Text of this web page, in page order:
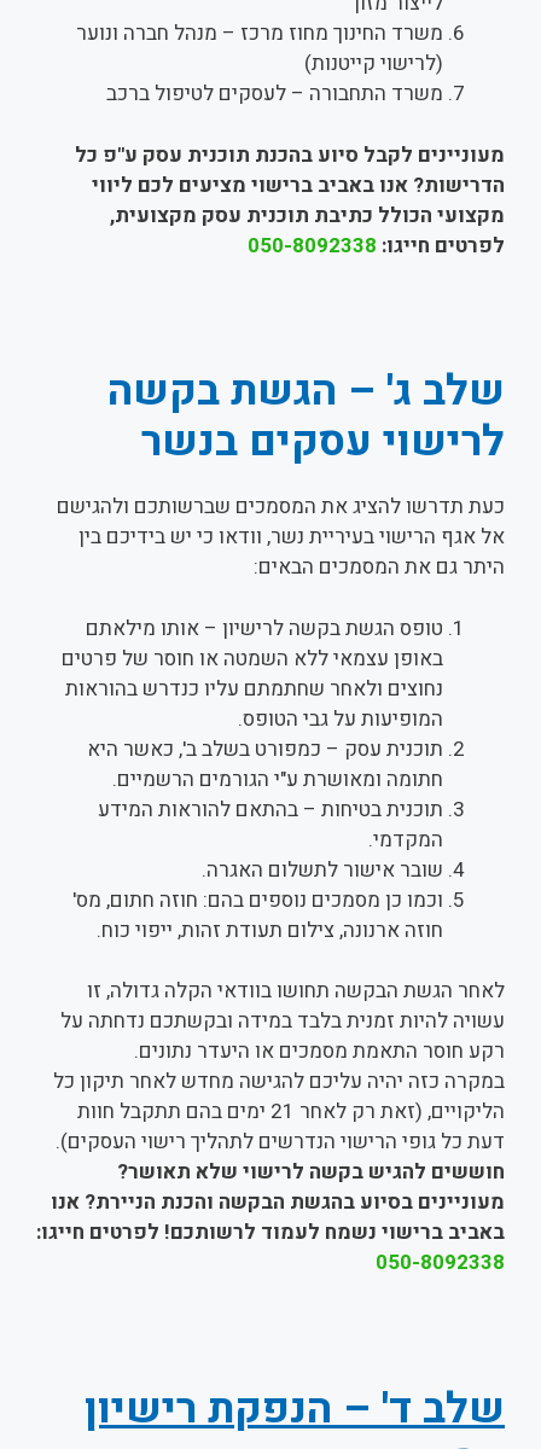
משרד החינוך מחוז מרכז – מנהל חברה ונוער
(לרישוי קייטנות)
משרד התחבורה – לעסקים לטיפול ברכב
מעוניינים לקבל סיוע בהכנת תוכנית עסק ע"פ כל
הדרישות? אנו באביב ברישוי מציעים לכם ליווי
מקצועי הכולל כתיבת תוכנית עסק מקצועית,
לפרטים חייגו: 050-8092338
שלב ג' – הגשת בקשה
לרישוי עסקים בנשר
כעת תדרשו להציג את המסמכים שברשותכם ולהגישם
אל אגף הרישוי בעיריית נשר, וודאו כי יש בידיכם בין
היתר גם את המסמכים הבאים:
טופס הגשת בקשה לרישיון – אותו מילאתם
באופן עצמאי ללא השמטה או חוסר של פרטים
נחוצים ולאחר שחתמתם עליו כנדרש בהוראות
המופיעות על גבי הטופס.
תוכנית עסק – כמפורט בשלב ב', כאשר היא
חתומה ומאושרת ע"י הגורמים הרשמיים.
תוכנית בטיחות – בהתאם להוראות המידע
המקדמי.
שובר אישור לתשלום האגרה.
וכמו כן מסמכים נוספים בהם: חוזה חתום, מס'
חוזה ארנונה, צילום תעודת זהות, ייפוי כוח.
לאחר הגשת הבקשה תחושו בוודאי הקלה גדולה, זו
עשויה להיות זמנית בלבד במידה ובקשתכם נדחתה על
רקע חוסר התאמת מסמכים או היעדר נתונים.
במקרה כזה יהיה עליכם להגישה מחדש לאחר תיקון כל
הליקויים, (זאת רק לאחר 21 ימים בהם תתקבל חוות
דעת כל גופי הרישוי הנדרשים לתהליך רישוי העסקים).
חוששים להגיש בקשה לרישוי שלא תאושר?
מעוניינים בסיוע בהגשת הבקשה והכנת הניירת? אנו
באביב ברישוי נשמח לעמוד לרשותכם! לפרטים חייגו:
050-8092338
שלב ד' – הנפקת רישיון